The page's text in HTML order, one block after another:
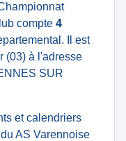
compte 4
Il est
(03) à l'adresse
SUR
et calendriers
AS Varennoise